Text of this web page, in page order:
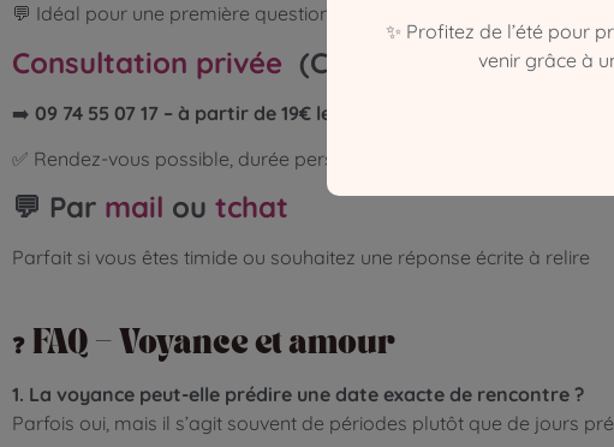
💬 Idéal pour une première question ou un besoin rapide
Consultation privée (CB)
➡️ 09 74 55 07 17 – à partir de 19€ les 10 minutes
✅ Rendez-vous possible, durée personnalisable
💬 Par mail ou tchat
Parfait si vous êtes timide ou souhaitez une réponse écrite à relire
❓ FAQ – Voyance et amour
1. La voyance peut-elle prédire une date exacte de rencontre ?
Parfois oui, mais il s’agit souvent de périodes plutôt que de jours
✨ Profitez de l’été pour
venir grâce à